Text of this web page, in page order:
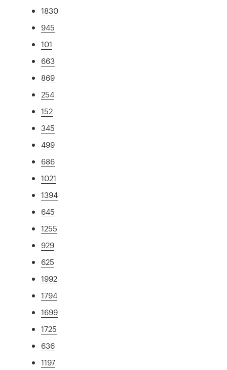
1830
945
101
663
869
254
152
345
499
686
1021
1394
645
1255
929
625
1992
1794
1699
1725
636
1197